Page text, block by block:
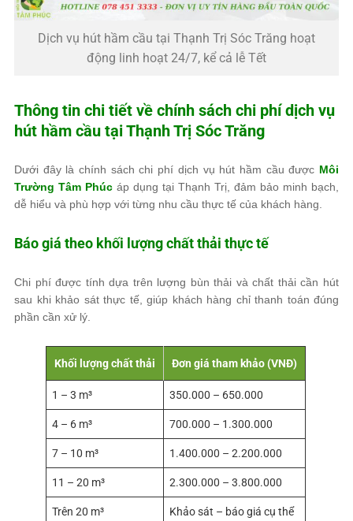
Dịch vụ hút hầm cầu tại Thạnh Trị Sóc Trăng hoạt
động linh hoạt 24/7, kể cả lễ Tết
Thông tin chi tiết về chính sách chi phí dịch vụ
hút hầm cầu tại Thạnh Trị Sóc Trăng
Dưới đây là chính sách chi phí dịch vụ hút hầm cầu được Môi
Trường Tâm Phúc áp dụng tại Thạnh Trị, đảm bảo minh bạch,
dễ hiểu và phù hợp với từng nhu cầu thực tế của khách hàng.
Báo giá theo khối lượng chất thải thực tế
Chi phí được tính dựa trên lượng bùn thải và chất thải cần hút
sau khi khảo sát thực tế, giúp khách hàng chỉ thanh toán đúng
phần cần xử lý.
Khối lượng chất thải Đơn giá tham khảo (VNĐ)
1 – 3 m³ 350.000 – 650.000
4 – 6 m³ 700.000 – 1.300.000
7 – 10 m³ 1.400.000 – 2.200.000
11 – 20 m³ 2.300.000 – 3.800.000
Trên 20 m³ Khảo sát – báo giá cụ thể